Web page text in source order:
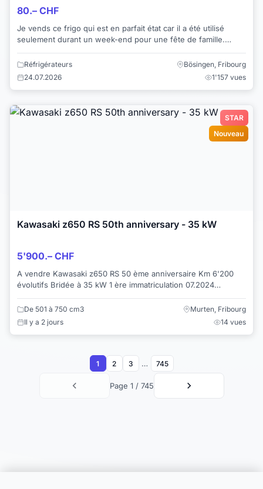
80.– CHF
Je vends ce frigo qui est en parfait état car il a été utilisé
seulement durant un week-end pour une fête de famille.
Nous n'en avons plus l'utilité. ...
Réfrigérateurs
Bösingen, Fribourg
24.07.2026
1'157 vues
STAR
Nouveau
Kawasaki z650 RS 50th anniversary - 35 kW
5'900.– CHF
A vendre Kawasaki z650 RS 50 ème anniversaire Km 6'200
évolutifs Bridée à 35 kW 1 ère immatriculation 07.2024
De 501 à 750 cm3
Murten, Fribourg
Il y a 2 jours
14 vues
Page 1 / 745
1 2 3 … 745